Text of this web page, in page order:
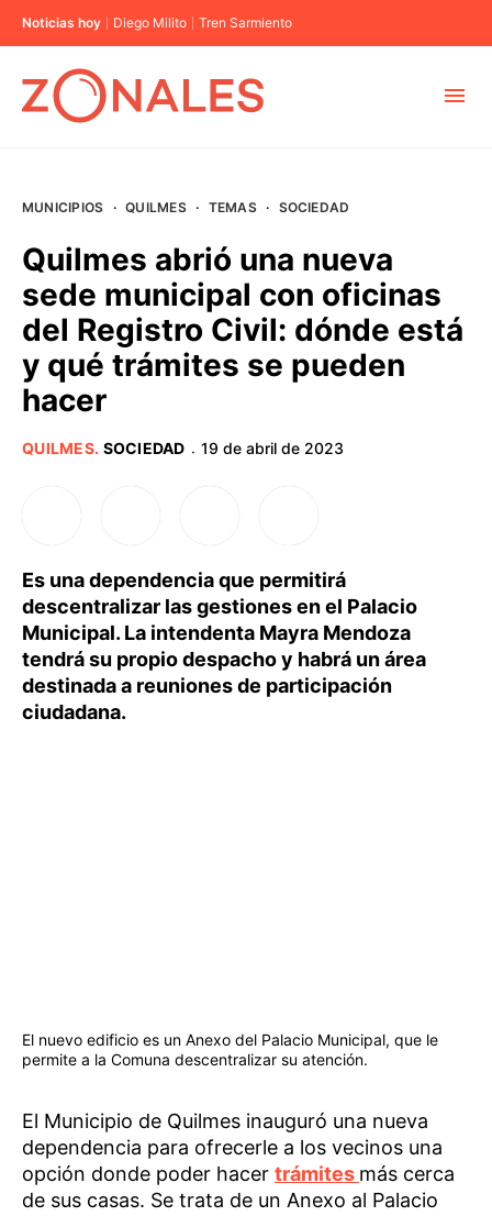
Noticias hoy Diego Milito Tren Sarmiento
BUENOS AIRES
PROVINCIAS
MUNICIPIOS · QUILMES · TEMAS · SOCIEDAD
Quilmes abrió una nueva
sede municipal con oficinas
del Registro Civil: dónde está
y qué trámites se pueden
hacer
QUILMES. SOCIEDAD · 19 de abril de 2023
Es una dependencia que permitirá
descentralizar las gestiones en el Palacio
Municipal. La intendenta Mayra Mendoza
tendrá su propio despacho y habrá un área
destinada a reuniones de participación
ciudadana.
El nuevo edificio es un Anexo del Palacio Municipal, que le
permite a la Comuna descentralizar su atención.
El Municipio de Quilmes inauguró una nueva
dependencia para ofrecerle a los vecinos una
opción donde poder hacer trámites más cerca
de sus casas. Se trata de un Anexo al Palacio